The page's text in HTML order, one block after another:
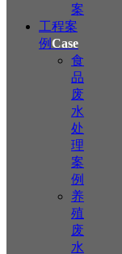
案
工程案
例Case
食
品
废
水
处
理
案
例
养
殖
废
水